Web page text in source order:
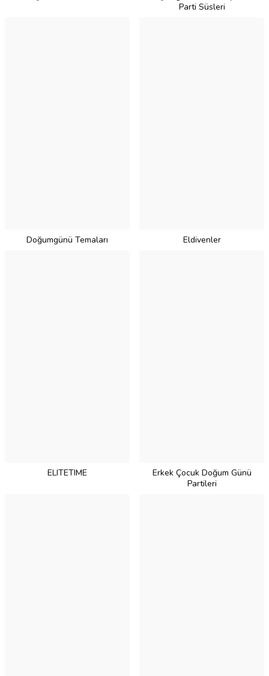
Parti Süsleri
Doğumgünü Temaları Eldivenler
ELITETIME
Erkek Çocuk Doğum Günü
Partileri